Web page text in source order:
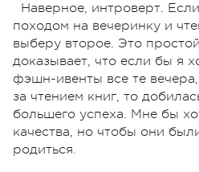
Наверное, интроверт.
походом на вечеринку и
выберу второе. Это
доказывает, что если бы я
фэшн-ивенты все те
за чтением книг, то
большего успеха. Мне бы
качества, но чтобы они
родиться.